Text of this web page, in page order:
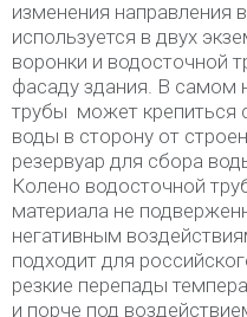
изменения направления
используется в двух
воронки и водосточной
фасаду здания. В самом
трубы может крепиться
воды в сторону от
резервуар для сбора
Колено водосточной
материала не
негативным
подходит для
резкие перепады
и порче под